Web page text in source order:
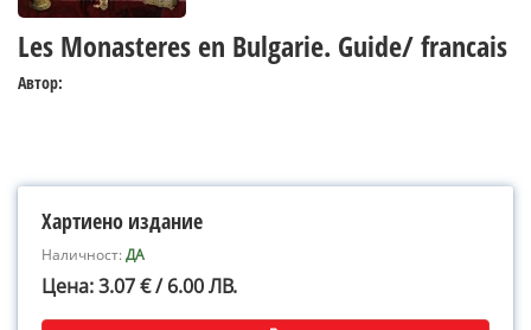
Les Monasteres en Bulgarie. Guide/ francais
Автор:
Хартиено издание
Наличност:ДА
Цена: 3.07 € / 6.00 ЛВ.